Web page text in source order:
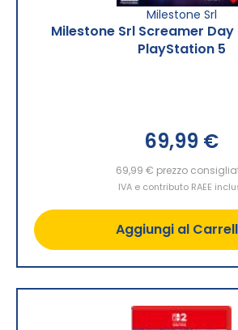
Milestone Srl
Milestone Srl Screamer Day
PlayStation 5
69,99 €
69,99 € prezzo
IVA e contributo RAEE
Aggiungi al